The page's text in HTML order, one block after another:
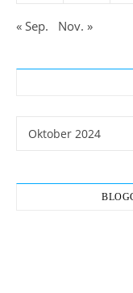
« Sep. Nov. »
Archiv